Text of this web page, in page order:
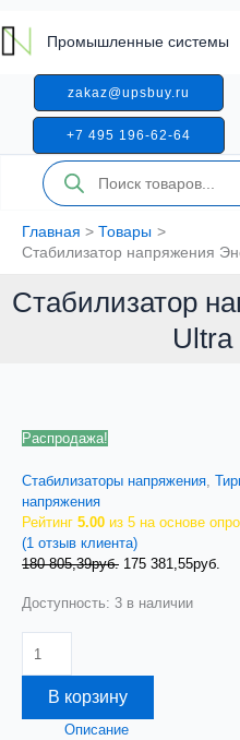
к
содержимому
Промышленные системы
zakaz@upsbuy.ru
+7 495 196-62-64
Поиск
товаров
Главная
Товары
Стабилизатор напряжения
Стабилизатор
Ultra
Распродажа!
Стабилизаторы напряжения,
напряжения
Рейтинг5.00 из 5 на основе
(1 отзыв клиента)
180 805,39руб. Первоначальная
составляла
175 381,55руб.
Доступность: 3 в наличии
товара
напряжения
Энергия
В корзину
Описание
Энергия
Ultra
20000